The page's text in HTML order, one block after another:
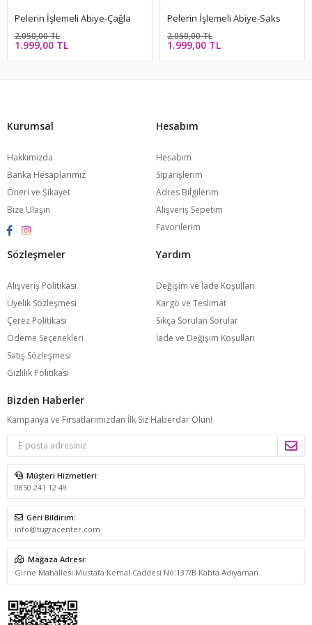
Pelerin İşlemeli Abiye-Çağla
1.999,00 TL
2.050,00 TL
Pelerin İşlemeli Abiye-Saks
1.999,00 TL
2.050,00 TL
Kurumsal
Hakkımızda
Banka Hesaplarımız
Öneri ve Şikayet
Bize Ulaşın
Hesabım
Hesabım
Siparişlerim
Adres Bilgilerim
Alışveriş Sepetim
Favorilerim
Sözleşmeler
Alışveriş Politikası
Üyelik Sözleşmesi
Çerez Politikası
Ödeme Seçenekleri
Satış Sözleşmesi
Gizlilik Politikası
Yardım
Değişim ve İade Koşulları
Kargo ve Teslimat
Sıkça Sorulan Sorular
İade ve Değişim Koşulları
Bizden Haberler
Kampanya ve Fırsatlarımızdan İlk Siz Haberdar Olun!
Müşteri Hizmetleri:
0850 241 12 49
Geri Bildirim:
info@tugracenter.com
Mağaza Adresi:
Girne Mahallesi Mustafa Kemal Caddesi No:137/B Kahta Adıyaman